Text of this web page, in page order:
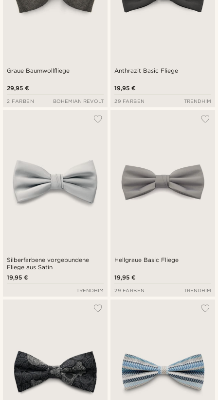
Graue Baumwollfliege
29,95 €
2 FARBEN BOHEMIAN REVOLT
Anthrazit Basic Fliege
19,95 €
29 FARBEN TRENDHIM
Silberfarbene vorgebundene
Fliege aus Satin
19,95 €
TRENDHIM
Hellgraue Basic Fliege
19,95 €
29 FARBEN TRENDHIM